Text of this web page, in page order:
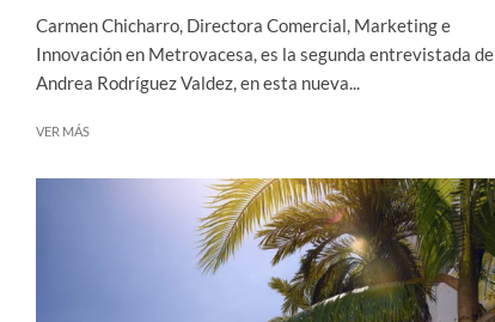
Carmen Chicharro, Directora Comercial, Marketing e
Innovación en Metrovacesa, es la segunda entrevistada de
Andrea Rodríguez Valdez, en esta nueva...
VER MÁS